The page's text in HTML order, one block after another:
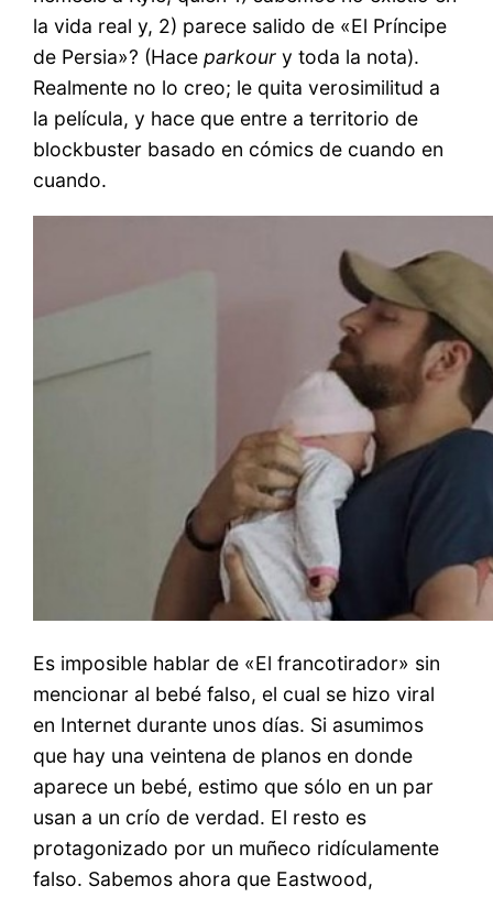
la vida real y, 2) parece salido de «El Príncipe
de Persia»? (Haceparkoury toda la nota).
Realmente no lo creo; le quita verosimilitud a
la película, y hace que entre a territorio de
blockbuster basado en cómics de cuando en
cuando.
Es imposible hablar de «El francotirador» sin
mencionar al bebé falso, el cual se hizo viral
en Internet durante unos días. Si asumimos
que hay una veintena de planos en donde
aparece un bebé, estimo que sólo en un par
usan a un crío de verdad. El resto es
protagonizado por un muñeco ridículamente
falso. Sabemos ahora que Eastwood,